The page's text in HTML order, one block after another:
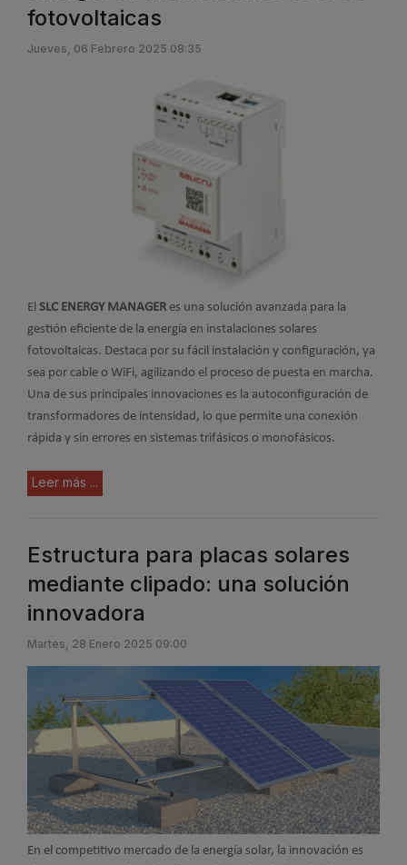
fotovoltaicas
Jueves, 06 Febrero 2025 08:35
El SLC ENERGY MANAGER es una solución avanzada para la
gestión eficiente de la energía en instalaciones solares
fotovoltaicas. Destaca por su fácil instalación y configuración, ya
sea por cable o WiFi, agilizando el proceso de puesta en marcha.
Una de sus principales innovaciones es la autoconfiguración de
transformadores de intensidad, lo que permite una conexión
rápida y sin errores en sistemas trifásicos o monofásicos.
Leer más ...
Estructura para placas solares
mediante clipado: una solución
innovadora
Martes, 28 Enero 2025 09:00
En el competitivo mercado de la energía solar, la innovación es